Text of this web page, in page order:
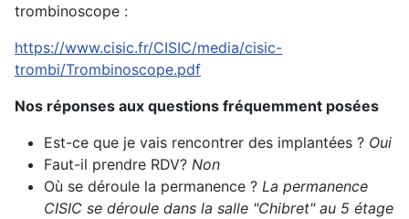
trombinoscope :
https://www.cisic.fr/CISIC/media/cisic-
trombi/Trombinoscope.pdf
Nos réponses aux questions fréquemment posées
Est-ce que je vais rencontrer des implantées ? Oui
Faut-il prendre RDV? Non
Où se déroule la permanence ? La permanence
CISIC se déroule dans la salle "Chibret" au 5 étage